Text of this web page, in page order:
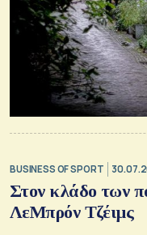
BUSINESS OF SPORT
Στον κλάδο των
ΛεΜπρόν Τζέιμς